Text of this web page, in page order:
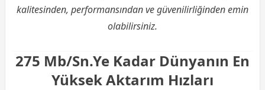
kalitesinden, performansından ve güvenilirliğinden emin
olabilirsiniz.
275 Mb/Sn.Ye Kadar Dünyanın En
Yüksek Aktarım Hızları